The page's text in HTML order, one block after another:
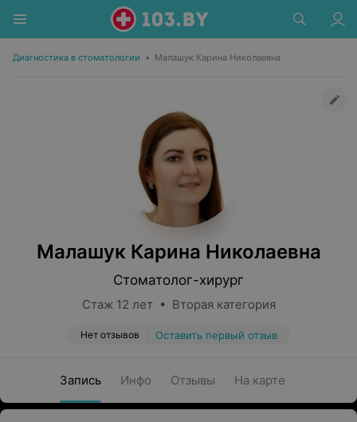
Диагностика в стоматологии • Малашук Карина Николаевна
Малашук Карина Николаевна
Стоматолог-хирург
Стаж 12 лет • Вторая категория
Нет отзывов Оставить первый отзыв
Запись Инфо Отзывы На карте